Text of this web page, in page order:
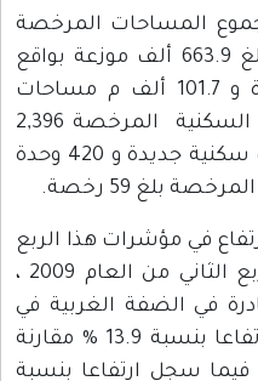
المساحات المرخصة
للبناء خلال نفس الفترة قد بلغ 663.9 ألف موزعة بواقع
562.2 ألف م مساحات جديدة و 101.7 ألف م مساحات
قائمة، فيما بلغ عدد الوحدات السكنية المرخصة 2,396
وحدة سكنية، منها 1,976 وحدة سكنية جديدة و 420 وحدة
بلغ 59 رخصة.
في مؤشرات هذا الربع
مقارنة بالربع الأول 2010 والربع الثاني من العام 2009 ،
في الضفة الغربية في
الربع الثاني من العام 2010 ارتفاعا بنسبة 13.9 % مقارنة
فيما سجل ارتفاعا بنسبة